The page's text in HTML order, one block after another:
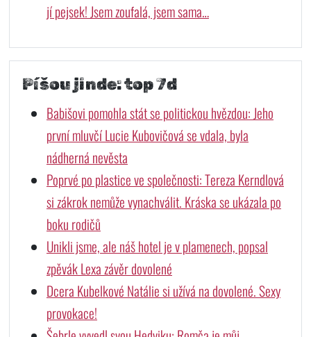
jí pejsek! Jsem zoufalá, jsem sama…
Píšou jinde: top 7d
Babišovi pomohla stát se politickou hvězdou: Jeho
první mluvčí Lucie Kubovičová se vdala, byla
nádherná nevěsta
Poprvé po plastice ve společnosti: Tereza Kerndlová
si zákrok nemůže vynachválit. Kráska se ukázala po
boku rodičů
Unikli jsme, ale náš hotel je v plamenech, popsal
zpěvák Lexa závěr dovolené
Dcera Kubelkové Natálie si užívá na dovolené. Sexy
provokace!